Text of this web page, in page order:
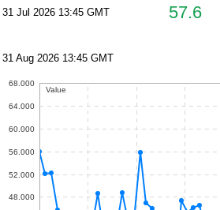
31 Jul 2026 13:45 GMT 57.6
31 Aug 2026 13:45 GMT